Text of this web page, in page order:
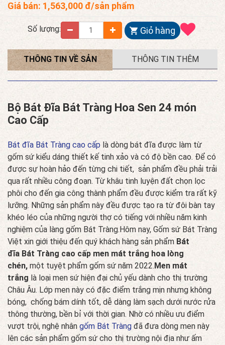
Giá bán: 1,563,000 đ/sản phẩm
Số lượng: Giỏ hàng
THÔNG TIN VỀ SẢN
PHẨM
THÔNG TIN THÊM
Bộ Bát Đĩa Bát Tràng Hoa Sen 24 món
Cao Cấp
Bát đĩa Bát Tràng cao cấp là dòng bát đĩa được làm từ
gốm sứ kiểu dáng thiết kế tinh xảo và có độ bền cao. Để có
được sự hoàn hảo đến từng chi tiết, sản phẩm đều phải trải
qua rất nhiều công đoạn. Từ khâu tinh luyện đất chọn lọc
phôi cho đến gia công thành phẩm đều được kiểm tra rất kỹ
lưỡng. Những sản phẩm này đều được tạo ra từ đôi bàn tay
khéo léo của những người thợ có tiếng với nhiều năm kinh
nghiệm của làng gốm Bát Tràng.Hôm nay, Gốm sứ Bát Tràng
Việt xin giới thiệu đến quý khách hàng sản phẩm Bát
đĩa Bát Tràng cao cấp men mát trắng hoa lòng
chén, một tuyệt phẩm gốm sứ năm 2022.Men mát
trắng là loại men sứ hiện đại chủ yếu dành cho thị trường
Châu Âu. Lớp men này có đặc điểm trắng mịn nhưng không
bóng, chống bám dính tốt, dễ dàng làm sạch dưới nước rửa
thông thường, bền bỉ với thời gian. Nhờ có nhiều ưu điểm
vượt trội, nghệ nhân gốm Bát Tràng đã đưa dòng men này
lên các sản phẩm gốm sứ cho thị trường nội địa như ấm